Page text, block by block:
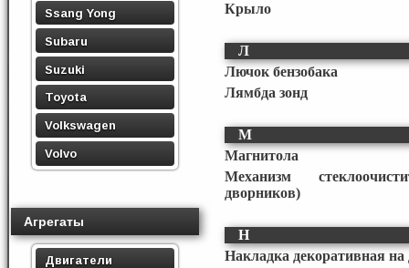
Ssang Yong
Subaru
Suzuki
Toyota
Volkswagen
Volvo
Агрегаты
Двигатели
Крыло
Л
Лючок бензобака
Лямбда зонд
М
Магнитола
Механизм
дворников)
Н
Накладка декоративная